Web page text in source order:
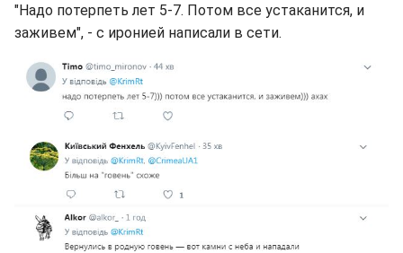
"Надо потерпеть лет 5-7. Потом все устаканится, и
заживем", - с иронией написали в сети.